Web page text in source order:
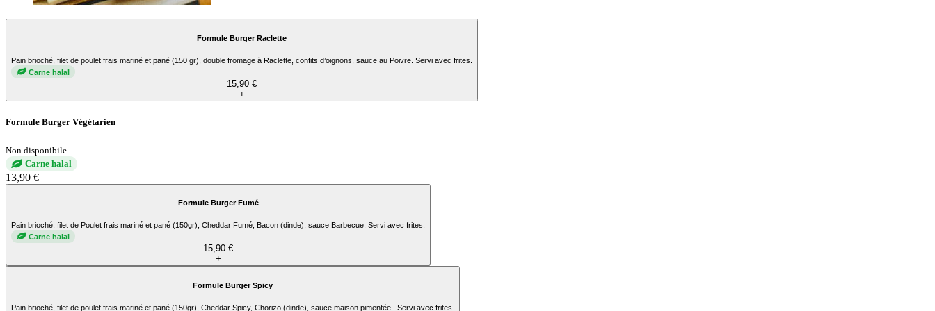
Formule Burger Raclette
Pain brioché, filet de poulet frais mariné et pané (150 gr), double fromage à Raclette, confits d’oignons, sauce au Poivre. Servi avec frites.
Carne halal
15,90 €
+
Formule Burger Végétarien
Non disponibile
Carne halal
13,90 €
Formule Burger Fumé
Pain brioché, filet de Poulet frais mariné et pané (150gr), Cheddar Fumé, Bacon (dinde), sauce Barbecue. Servi avec frites.
Carne halal
15,90 €
+
Formule Burger Spicy
Pain brioché, filet de poulet frais mariné et pané (150gr), Cheddar Spicy, Chorizo (dinde), sauce maison pimentée.. Servi avec frites.